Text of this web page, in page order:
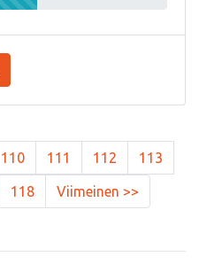
110 111 112 113
118 Viimeinen >>